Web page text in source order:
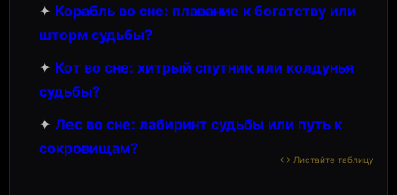
✦ Корабль во сне: плавание к богатству или
шторм судьбы?
✦ Кот во сне: хитрый спутник или колдунья
судьбы?
✦ Лес во сне: лабиринт судьбы или путь к
сокровищам?